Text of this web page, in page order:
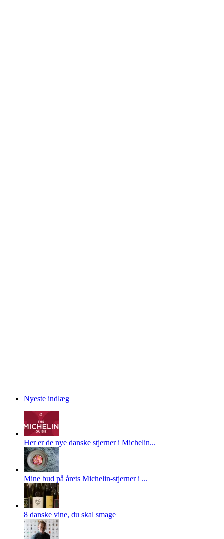
Nyeste indlæg
Her er de nye danske stjerner i Michelin...
Mine bud på årets Michelin-stjerner i ...
8 danske vine, du skal smage